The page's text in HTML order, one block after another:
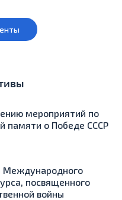
мероприятий по
памяти о Победе СССР
Международного
посвященного
войны